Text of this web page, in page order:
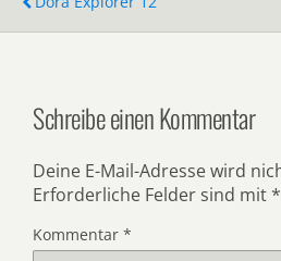
Schreibe einen Kommentar
Deine E-Mail-Adresse wird
Erforderliche Felder sind mit *
Kommentar *